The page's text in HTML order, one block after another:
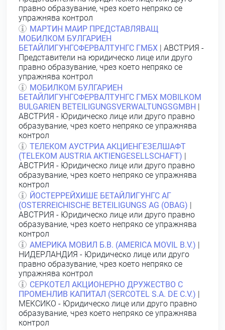
правно образувание, чрез което непряко се
упражнява контрол
МАРТИН МАИР ПРЕДСТАВЛЯВАЩ
МОБИЛКОМ БУЛГАРИЕН
БЕТАЙЛИГУНГСФЕРВАЛТУНГС ГМБХ | АВСТРИЯ -
Представители на юридическо лице или друго
правно образувание, чрез което непряко се
упражнява контрол
МОБИЛКОМ БУЛГАРИЕН
БЕТАЙЛИГУНГСФЕРВАЛТУНГС ГМБХ MOBILKOM
BULGARIEN BETEILIGUNGSVERWALTUNGSGMBH
АВСТРИЯ - Юридическо лице или друго правно
образувание, чрез което непряко се упражнява
контрол
ТЕЛЕКОМ АУСТРИА АКЦИЕНГЕЗЕЛШАФТ
(TELEKOM AUSTRIA AKTIENGESELLSCHAFT)
АВСТРИЯ - Юридическо лице или друго правно
образувание, чрез което непряко се упражнява
контрол
ЙОСТЕРРЕЙХИШЕ БЕТАЙЛИГУНГС АГ
(OSTERREICHISCHE BETEILIGUNGS AG (OBAG)
АВСТРИЯ - Юридическо лице или друго правно
образувание, чрез което непряко се упражнява
контрол
АМЕРИКА МОВИЛ Б.В. (AMERICA MOVIL B.V.)
НИДЕРЛАНДИЯ - Юридическо лице или друго
правно образувание, чрез което непряко се
упражнява контрол
СЕРКОТЕЛ АКЦИОНЕРНО ДРУЖЕСТВО С
ПРОМЕНЛИВ КАПИТАЛ (SERCOTEL S.A. DE C.V.)
МЕКСИКО - Юридическо лице или друго правно
образувание, чрез което непряко се упражнява
контрол